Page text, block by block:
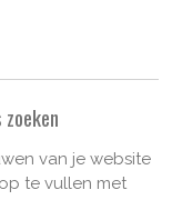
van je website
te vullen met